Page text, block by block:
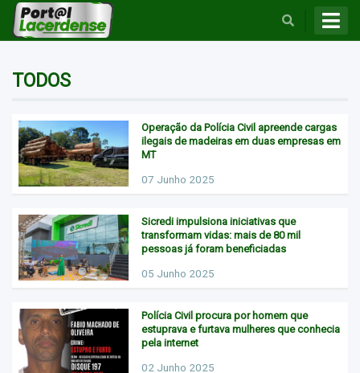
TODOS
Operação da Polícia Civil apreende cargas
ilegais de madeiras em duas empresas em
MT
07 Junho 2025
Sicredi impulsiona iniciativas que
transformam vidas: mais de 80 mil
pessoas já foram beneficiadas
05 Junho 2025
Polícia Civil procura por homem que
estuprava e furtava mulheres que conhecia
pela internet
02 Junho 2025